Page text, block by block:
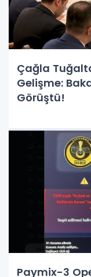
Çağla
Gelişme:
Görüştü!
Paymix-3